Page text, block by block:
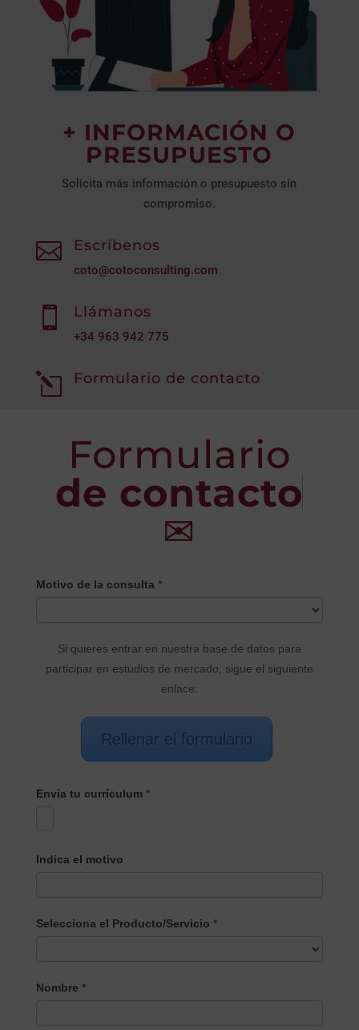
+ INFORMACIÓN O
PRESUPUESTO
Solicita más información o presupuesto sin
compromiso.
 Escríbenos
coto@cotoconsulting.com
 Llámanos
+34 963 942 775
l Formulario de contacto
Formulario
de contacto
✉
CONTACTO
Motivo de la consulta *
Si quieres entrar en nuestra base de datos para
participar en estudios de mercado, sigue el siguiente
enlace:
Rellenar el formulario
Envia tu currículum *
Indica el motivo
Selecciona el Producto/Servicio *
el
Nombre *